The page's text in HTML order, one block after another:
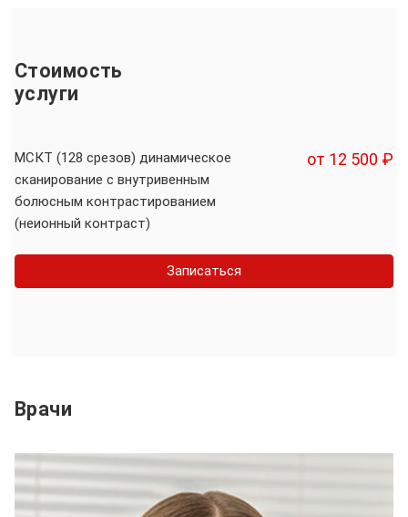
Стоимость
услуги
МСКТ (128 срезов) динамическое
сканирование с внутривенным
болюсным контрастированием
(неионный контраст)
от 12 500 ₽
Записаться
Врачи